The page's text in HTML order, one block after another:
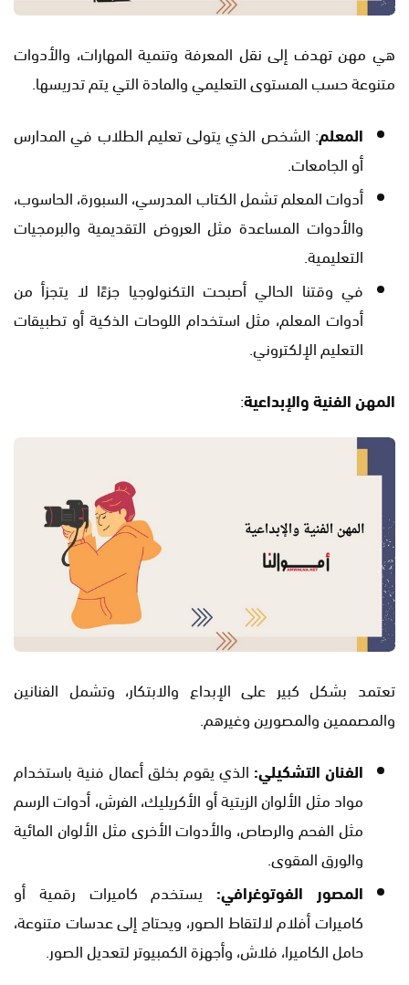
هي مهن تهدف إلى نقل المعرفة وتنمية المهارات، والأدوات
متنوعة حسب المستوى التعليمي والمادة التي يتم تدريسها.
المعلم: الشخص الذي يتولى تعليم الطلاب في المدارس
أو الجامعات.
أدوات المعلم تشمل الكتاب المدرسي، السبورة، الحاسوب،
والأدوات المساعدة مثل العروض التقديمية والبرمجيات
التعليمية.
في وقتنا الحالي أصبحت التكنولوجيا جزءًا لا يتجزأ من
أدوات المعلم، مثل استخدام اللوحات الذكية أو تطبيقات
التعليم الإلكتروني.
المهن الفنية والإبداعية:
تعتمد بشكل كبير على الإبداع والابتكار، وتشمل الفنانين
والمصممين والمصورين وغيرهم.
الفنان التشكيلي: الذي يقوم بخلق أعمال فنية باستخدام
مواد مثل الألوان الزيتية أو الأكريليك، الفرش، أدوات الرسم
مثل الفحم والرصاص، والأدوات الأخرى مثل الألوان المائية
والورق المقوى.
المصور الفوتوغرافي: يستخدم كاميرات رقمية أو
كاميرات أفلام لالتقاط الصور، ويحتاج إلى عدسات متنوعة،
حامل الكاميرا، فلاش، وأجهزة الكمبيوتر لتعديل الصور.